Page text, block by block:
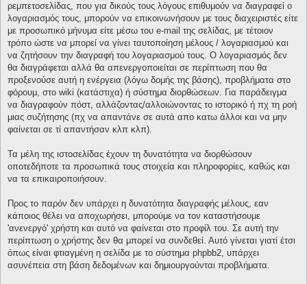
ρεμπετοσελίδας, που για δικούς τους λόγους επιθυμούν να διαγραφεί ο
λογαριασμός τους, μπορούν να επικοινωνήσουν με τους διαχειριστές είτε
με προσωπικό μήνυμα είτε μέσω του e-mail της σελίδας, με τέτοιον
τρόπο ώστε να μπορεί να γίνει ταυτοποίηση μέλους / λογαριασμού και
να ζητήσουν την διαγραφή του λογαριασμού τους. Ο λογαριασμός δεν
θα διαγράφεται αλλά θα απενεργοποιείται σε περίπτωση που θα
προξενούσε αυτή η ενέργεια (λόγω δομής της βάσης), προβλήματα στο
φόρουμ, στο wiki (κατάστιχα) ή σύστημα διορθώσεων. Για παράδειγμα
να διαγραφούν πόστ, αλλάζοντας/αλλοιώνοντας το ιστορικό ή πχ τη ροή
μιας συζήτησης (πχ να απαντάνε σε αυτά απο κατω άλλοι και να μην
φαίνεται σε τί απαντήσαν κλπ κλπ).
Τα μέλη της ιστοσελίδας έχουν τη δυνατότητα να διορθώσουν
οποτεδήποτε τα προσωπικά τους στοιχεία και πληροφορίες, καθώς και
να τα επικαιροποιήσουν.
Προς το παρόν δεν υπάρχει η δυνατότητα διαγραφής μέλους, εαν
κάποιος θέλει να αποχωρήσει, μπορούμε να τον καταστήσουμε
'ανενεργό' χρήστη και αυτό να φαίνεται στο προφίλ του. Σε αυτή την
περίπτωση ο χρήστης δεν θα μπορεί να συνδεθεί. Αυτό γίνεται γιατί έτσι
όπως είναι φτιαγμένη η σελίδα με το σύστημα phpbb2, υπάρχει
ασυνέπεια στη βάση δεδομένων και δημιουργούνται προβλήματα.